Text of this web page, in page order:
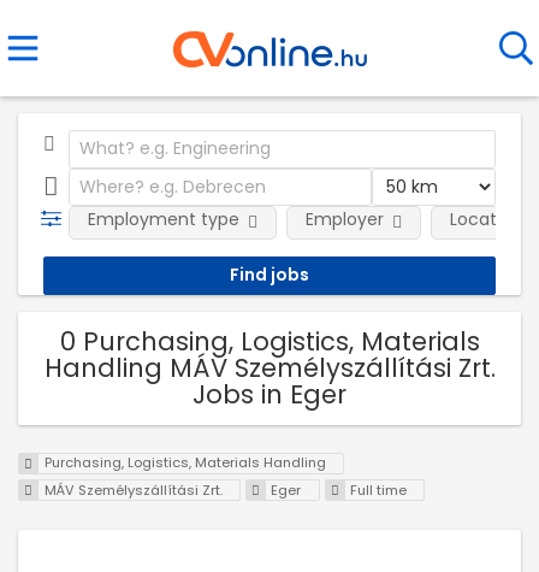
Employment type Employer Location
0 Purchasing, Logistics, Materials
Handling MÁV Személyszállítási Zrt.
Jobs in Eger
Purchasing, Logistics, Materials Handling
MÁV Személyszállítási Zrt.
Eger Full time